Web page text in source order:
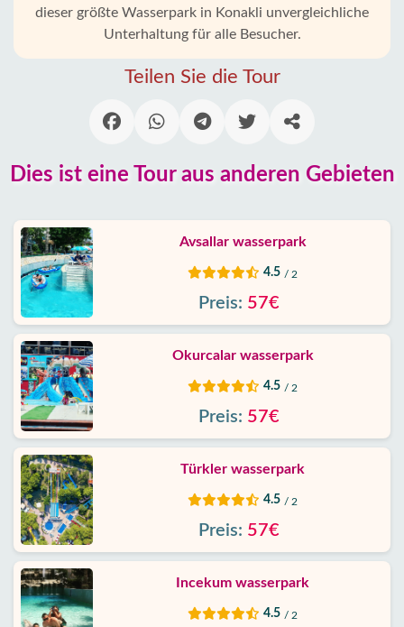
Konakli
Alanya
Google
Über
uns
Dienste
Haftung
Schutz
Daten
Kontakt
dieser größte Wasserpark in Konakli unvergleichliche
Unterhaltung für alle Besucher.
Teilen Sie die Tour
Dies ist eine Tour aus anderen Gebieten
Avsallar wasserpark
4.5 / 2
Preis: 57€
Okurcalar wasserpark
4.5 / 2
Preis: 57€
Türkler wasserpark
4.5 / 2
Preis: 57€
Incekum wasserpark
4.5 / 2